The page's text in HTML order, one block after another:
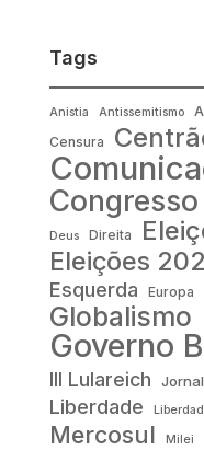
Tags
Anistia Antissemitismo
Censura
Deus Direita
Eleições
Esquerda Europa
Globalismo
Governo
III Lulareich
Liberdade
Mercosul Milei